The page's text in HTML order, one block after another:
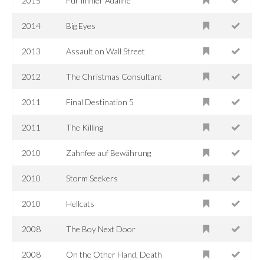
2014 Big Eyes
2013 Assault on Wall Street
2012 The Christmas Consultant
2011 Final Destination 5
2011 The Killing
2010 Zahnfee auf Bewährung
2010 Storm Seekers
2010 Hellcats
2008 The Boy Next Door
2008 On the Other Hand, Death